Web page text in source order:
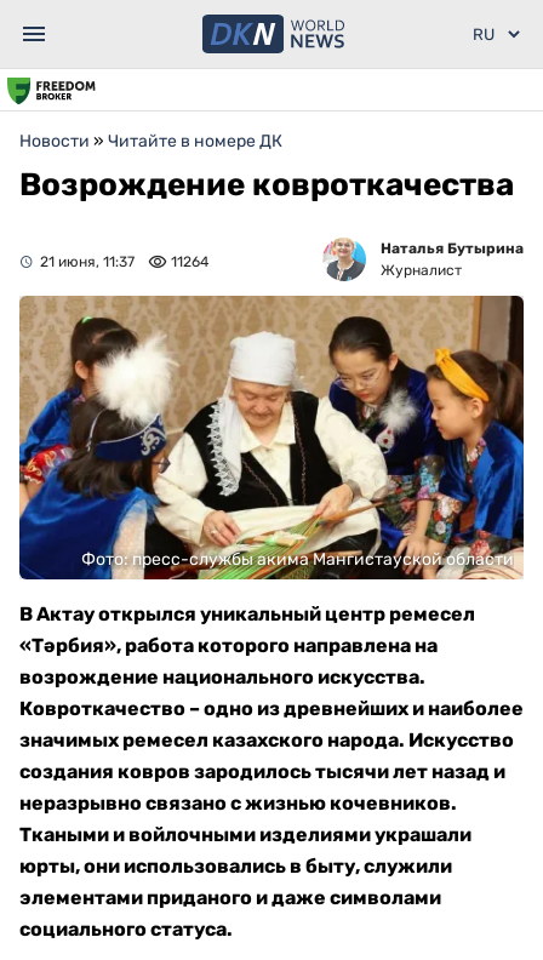
Новости » Читайте в номере ДК
Возрождение ковроткачества
21 июня, 11:37 11264
Наталья Бутырина
Журналист
Фото: пресс-службы акима Мангистауской области
В Актау открылся уникальный центр ремесел
«Тәрбия», работа которого направлена на
возрождение национального искусства.
Ковроткачество – одно из древнейших и наиболее
значимых ремесел казахского народа. Искусство
создания ковров зародилось тысячи лет назад и
неразрывно связано с жизнью кочевников.
Ткаными и войлочными изделиями украшали
юрты, они использовались в быту, служили
элементами приданого и даже символами
социального статуса.